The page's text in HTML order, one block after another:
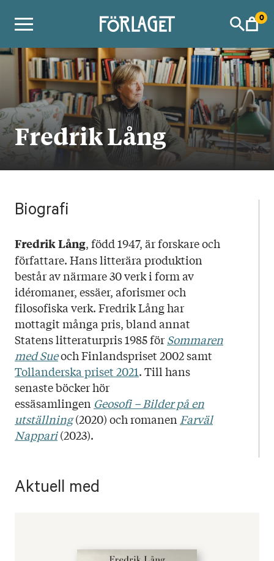
0
Fredrik Lång
Biografi
Fredrik Lång, född 1947, är forskare och
författare. Hans litterära produktion
består av närmare 30 verk i form av
idéromaner, essäer, aforismer och
filosofiska verk. Fredrik Lång har
mottagit många pris, bland annat
Statens litteraturpris 1985 förSommaren
med Sueoch Finlandspriset 2002 samt
Tollanderska priset 2021. Till hans
senaste böcker hör
essäsamlingen Geosofi – Bilder på en
utställning(2020) och romanen Farväl
Nappari(2023).
Aktuell med